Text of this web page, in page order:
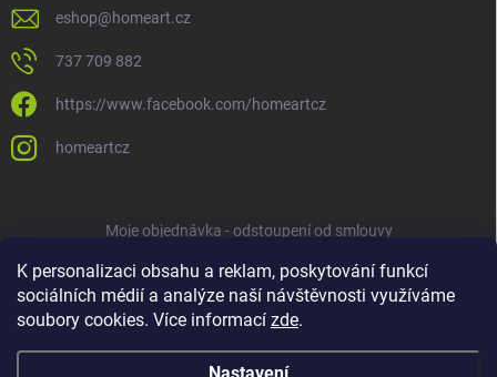
K personalizaci obsahu a reklam, poskytování funkcí
sociálních médií a analýze naší návštěvnosti využíváme
soubory cookies. Více informací zde.
eshop@homeart.cz
737 709 882
https://www.facebook.com/homeartcz
homeartcz
Moje objednávka - odstoupení od smlouvy